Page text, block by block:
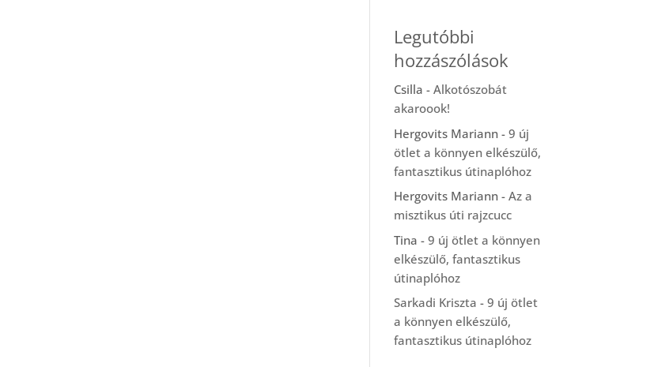
Legutóbbi
hozzászólások
Csilla -Alkotószobát
akaroook!
Hergovits Mariann -9 új
ötlet a könnyen elkészülő,
fantasztikus útinaplóhoz
Hergovits Mariann -Az a
misztikus úti rajzcucc
Tina -9 új ötlet a könnyen
elkészülő, fantasztikus
útinaplóhoz
Sarkadi Kriszta -9 új ötlet
a könnyen elkészülő,
fantasztikus útinaplóhoz